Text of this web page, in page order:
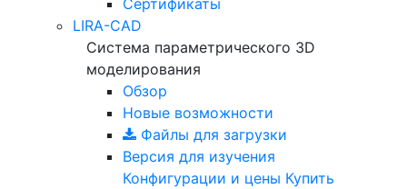
Сертификаты
LIRA-CAD
Система параметрического 3D
моделирования
Обзор
Новые возможности
Файлы для загрузки
Версия для изучения
Конфигурации и цены Купить